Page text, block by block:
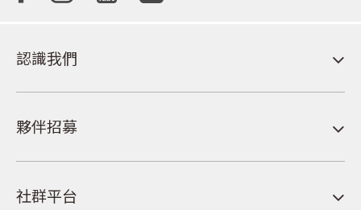
認識我們
夥伴招募
社群平台